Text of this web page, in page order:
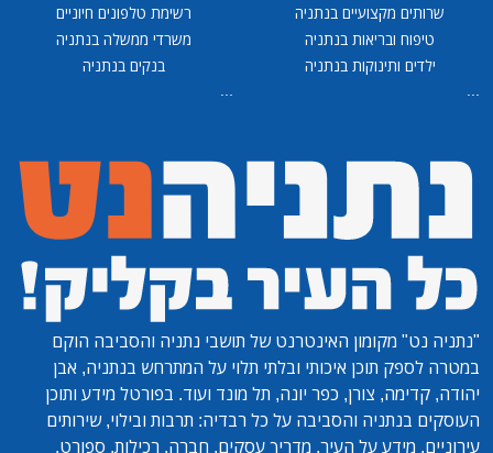
שרותים מקצועיים בנתניה
טיפוח ובריאות בנתניה
ילדים ותינוקות בנתניה
...
רשימת טלפונים חיוניים
משרדי ממשלה בנתניה
בנקים בנתניה
...
"נתניה נט" מקומון האינטרנט של תושבי נתניה והסביבה הוקם
במטרה לספק תוכן איכותי ובלתי תלוי על המתרחש בנתניה, אבן
יהודה, קדימה, צורן, כפר יונה, תל מונד ועוד. בפורטל מידע ותוכן
העוסקים בנתניה והסביבה על כל רבדיה: תרבות ובילוי, שירותים
עירוניים, מידע על העיר, מדריך עסקים, חברה, רכילות, ספורט,